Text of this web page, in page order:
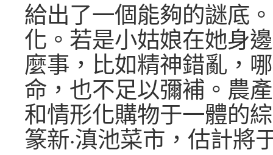
給出了一個能夠的謎底
化。若是小姑娘在她身
麼事，比如精神錯亂，
命，也不足以彌補。農
和情形化購物于一體的
篆新·滇池菜市，估計將